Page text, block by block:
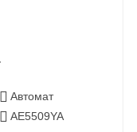
Автомат
АЕ5509YA